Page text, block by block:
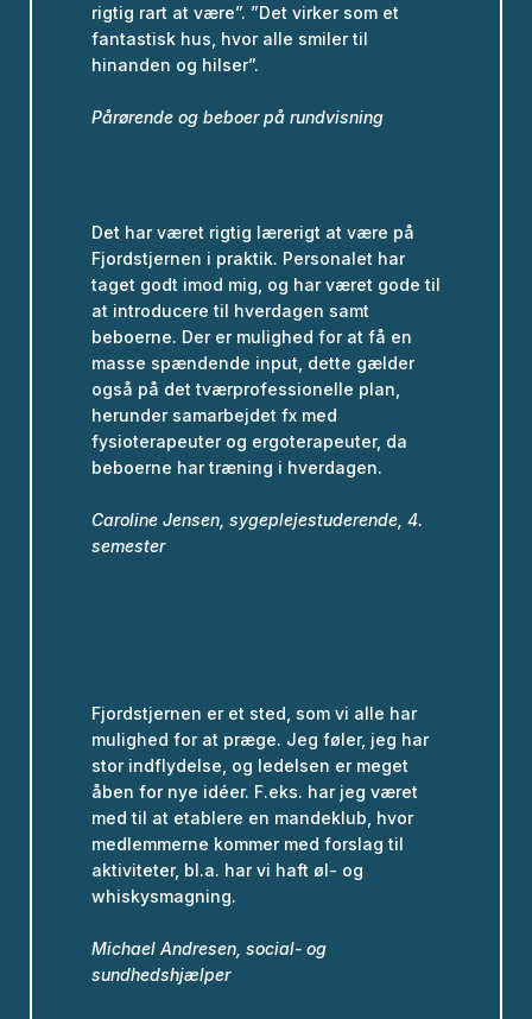
rigtig rart at være”. ”Det virker som et
fantastisk hus, hvor alle smiler til
hinanden og hilser”.
Pårørende og beboer på rundvisning
Det har været rigtig lærerigt at være på
Fjordstjernen i praktik. Personalet har
taget godt imod mig, og har været gode til
at introducere til hverdagen samt
beboerne. Der er mulighed for at få en
masse spændende input, dette gælder
også på det tværprofessionelle plan,
herunder samarbejdet fx med
fysioterapeuter og ergoterapeuter, da
beboerne har træning i hverdagen.
Caroline Jensen, sygeplejestuderende, 4.
semester
Fjordstjernen er et sted, som vi alle har
mulighed for at præge. Jeg føler, jeg har
stor indflydelse, og ledelsen er meget
åben for nye idéer. F.eks. har jeg været
med til at etablere en mandeklub, hvor
medlemmerne kommer med forslag til
aktiviteter, bl.a. har vi haft øl- og
whiskysmagning.
Michael Andresen, social- og
sundhedshjælper